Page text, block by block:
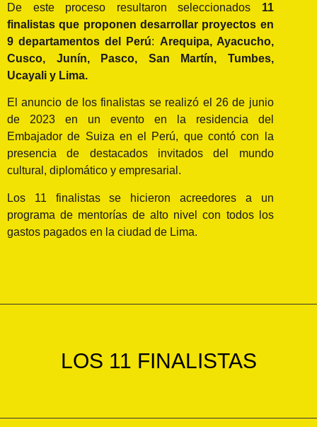
De este proceso resultaron seleccionados 11
finalistas que proponen desarrollar proyectos en
9 departamentos del Perú: Arequipa, Ayacucho,
Cusco, Junín, Pasco, San Martín, Tumbes,
Ucayali y Lima.
El anuncio de los finalistas se realizó el 26 de junio
de 2023 en un evento en la residencia del
Embajador de Suiza en el Perú, que contó con la
presencia de destacados invitados del mundo
cultural, diplomático y empresarial.
Los 11 finalistas se hicieron acreedores a un
programa de mentorías de alto nivel con todos los
gastos pagados en la ciudad de Lima.
LOS 11 FINALISTAS